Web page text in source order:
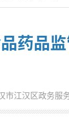
药品
市江汉区政务服